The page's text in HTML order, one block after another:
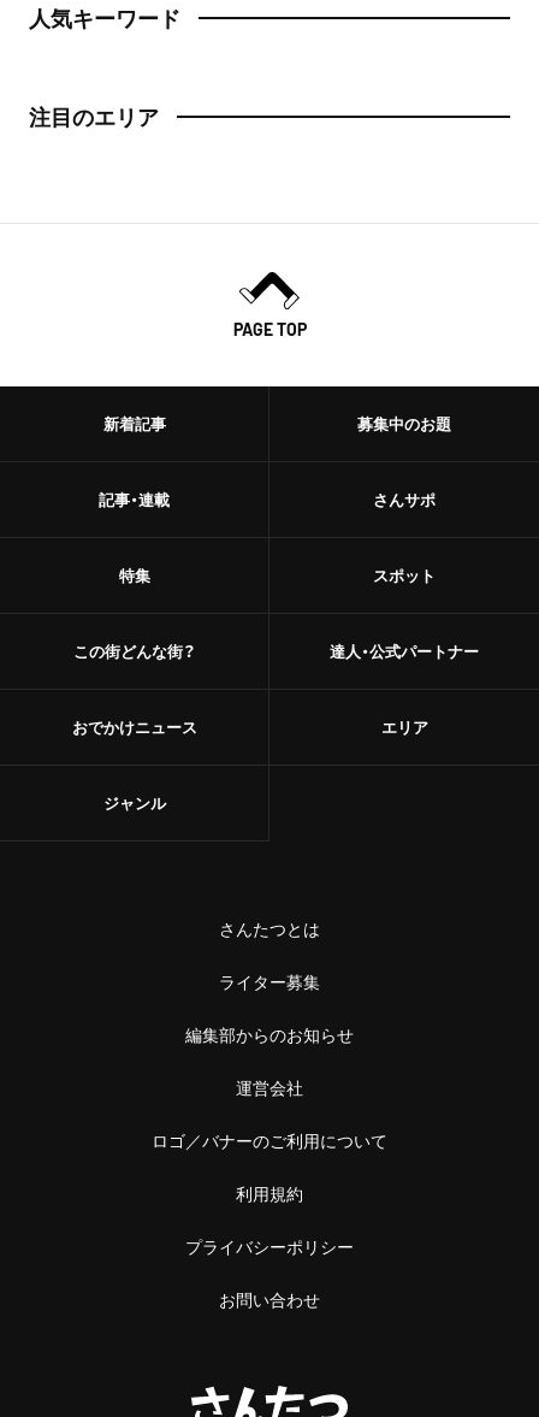
人気キーワード
注目のエリア
PAGE TOP
新着記事
記事・連載
特集
この街どんな街？
おでかけニュース
募集中のお題
さんサポ
スポット
達人・公式パートナー
エリア
ジャンル
さんたつとは
ライター募集
編集部からのお知らせ
運営会社
ロゴ／バナーのご利用について
利用規約
プライバシーポリシー
お問い合わせ